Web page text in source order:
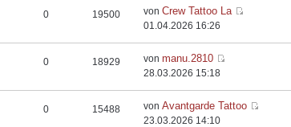
0 19500 vonCrew Tattoo La
01.04.2026 16:26
0 18929 vonmanu.2810
28.03.2026 15:18
0 15488 vonAvantgarde Tattoo
23.03.2026 14:10